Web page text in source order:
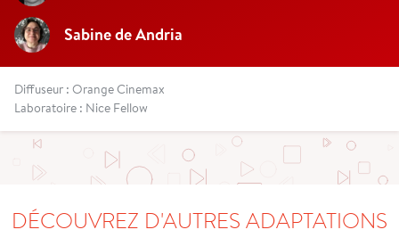
Sabine de Andria
Diffuseur : Orange Cinemax
Laboratoire : Nice Fellow
DÉCOUVREZ D'AUTRES ADAPTATIONS